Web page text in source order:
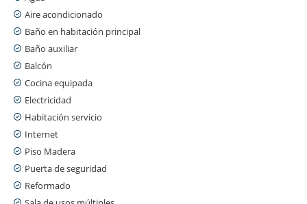
Aire acondicionado
Baño en habitación principal
Baño auxiliar
Balcón
Cocina equipada
Electricidad
Habitación servicio
Internet
Piso Madera
Puerta de seguridad
Reformado